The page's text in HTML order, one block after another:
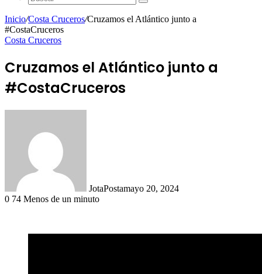
Buscar
Inicio/Costa Cruceros/Cruzamos el Atlántico junto a
#CostaCruceros
Costa Cruceros
Cruzamos el Atlántico junto a
#CostaCruceros
JotaPostamayo 20, 2024
0 74 Menos de un minuto